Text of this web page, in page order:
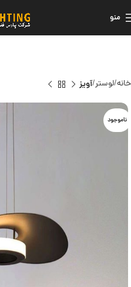
منو
خانه لوستر آویز
ناموجود